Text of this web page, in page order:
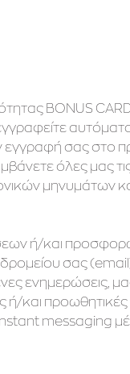
BONUS
εγγραφή σας στο
όλες μας
μηνυμάτων
ή/και
σας
ενημερώσεις,
και προωθητικές
messaging